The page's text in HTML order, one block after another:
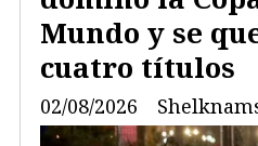
Mundo y se
cuatro títulos
02/08/2026